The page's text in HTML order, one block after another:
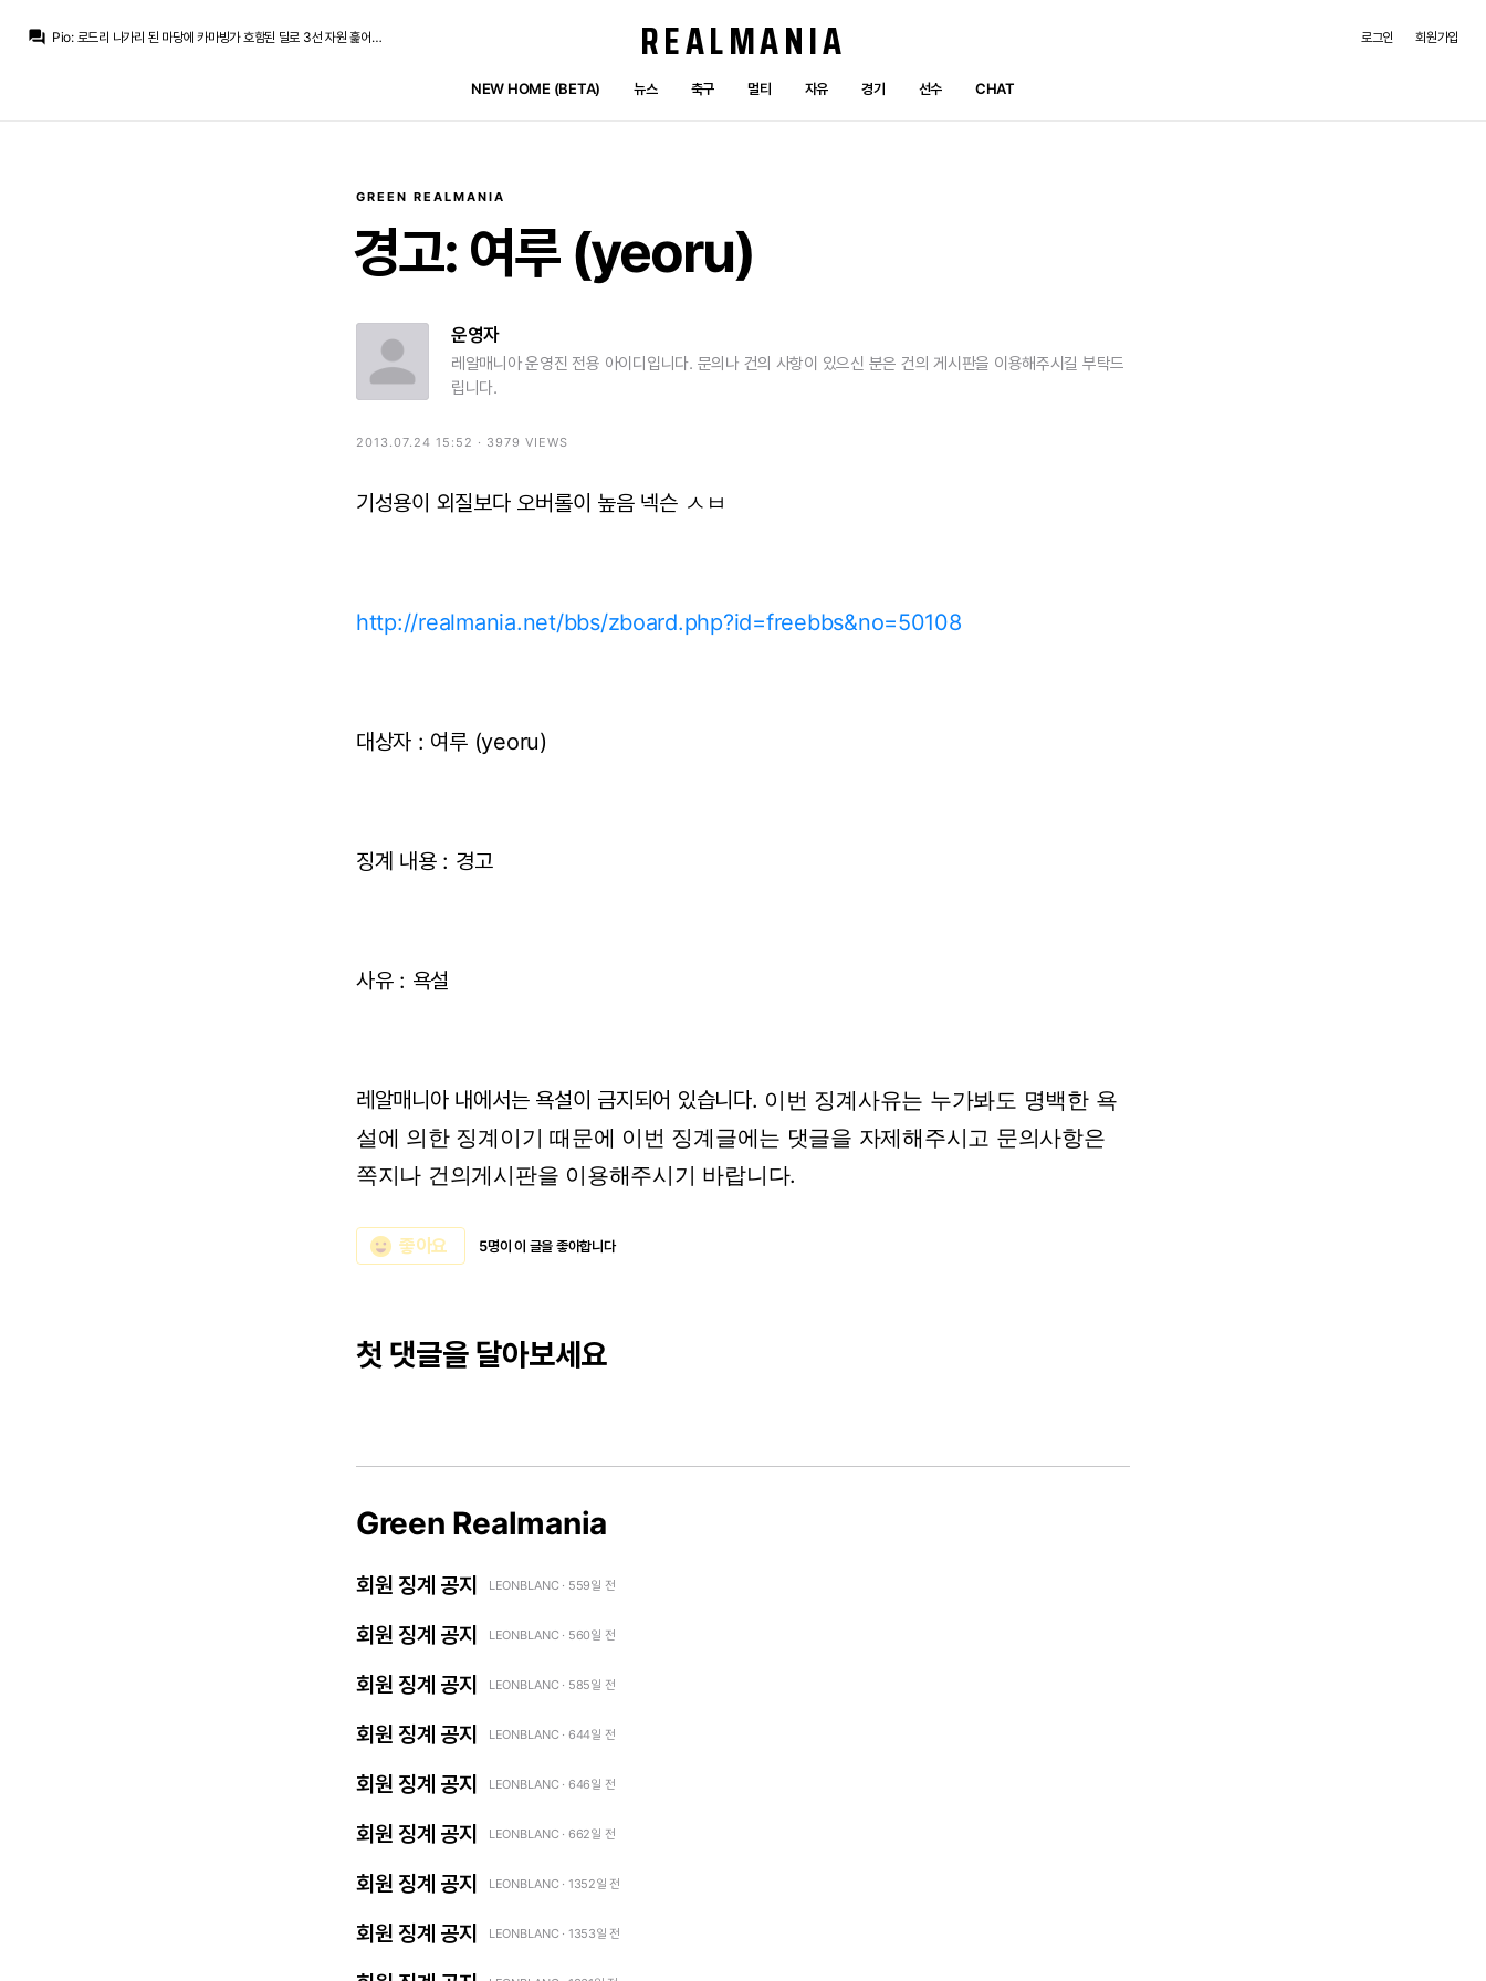
question_answer Pio: 로드리 나가리 된 마당에 카마빙가 호함된 딜로 3선 자원 훑어봤으면 좋겠네요
곤살로도 이적시장 초기부터 입질이 있었는데 무리뉴가 확인한다고 남겨뒀던거고
REALMANIA
NEW HOME (BETA) 뉴스 축구 멀티 자유 경기 선수 CHAT
로그인 회원가입
GREEN REALMANIA
경고: 여루 (yeoru)
운영자
레알매니아 운영진 전용 아이디입니다. 문의나 건의 사항이 있으신 분은 건의 게시판을 이용해주시길 부탁드
립니다.
2013.07.24 15:52 · 3979 VIEWS
기성용이 외질보다 오버롤이 높음 넥슨 ㅅㅂ
http://realmania.net/bbs/zboard.php?id=freebbs&no=50108
대상자 : 여루 (yeoru)
징계 내용 : 경고
사유 : 욕설
레알매니아 내에서는 욕설이 금지되어 있습니다. 이번 징계사유는 누가봐도 명백한 욕
설에 의한 징계이기 때문에 이번 징계글에는 댓글을 자제해주시고 문의사항은
쪽지나 건의게시판을 이용해주시기 바랍니다.
emoji_emotions 좋아요 5명이 이 글을 좋아합니다
첫 댓글을 달아보세요
Green Realmania
회원 징계 공지 LEONBLANC · 559일 전
회원 징계 공지 LEONBLANC · 560일 전
회원 징계 공지 LEONBLANC · 585일 전
회원 징계 공지 LEONBLANC · 644일 전
회원 징계 공지 LEONBLANC · 646일 전
회원 징계 공지 LEONBLANC · 662일 전
회원 징계 공지 LEONBLANC · 1352일 전
회원 징계 공지 LEONBLANC · 1353일 전